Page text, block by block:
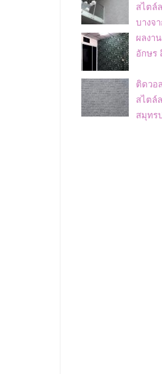
สไตล์
บางจ
ผลงา
อักษร
ติดวอ
สไตล์
สมุทร